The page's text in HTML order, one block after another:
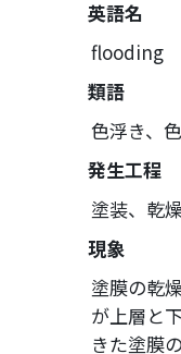
英語名
flooding
類語
色浮き、
発生工程
塗装、乾
現象
塗膜の乾
が上層と
きた塗膜